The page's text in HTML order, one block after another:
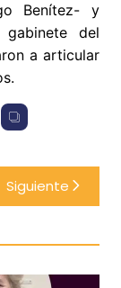
Benítez- y
del
a articular
Siguiente